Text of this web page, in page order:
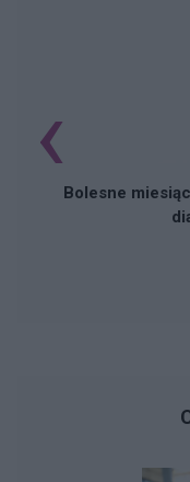
Bolesne
‹